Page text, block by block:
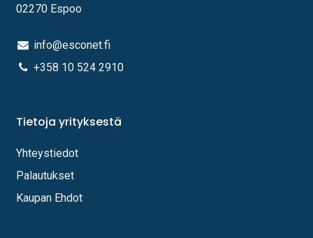
02270 Espoo
info@esconet.fi
+358 10 524 2910
Tietoja yrityksestä
Yhteystiedot
Palautukset
Kaupan Ehdot